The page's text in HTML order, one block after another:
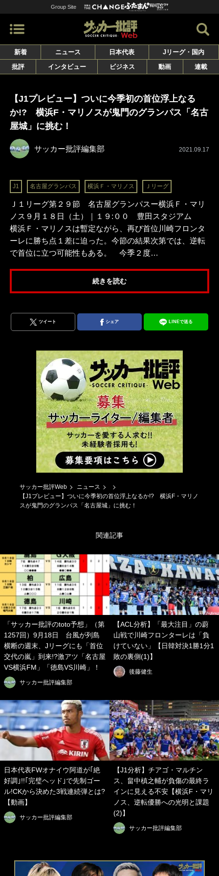
Group Site
新着 ニュース 日本代表
Jリーグ・国内
批評
インタビュー ビジネス 動画 連載
【J1プレビュー】ついに今季初の首位浮上なる
か!? 横浜F・マリノスが鬼門のグランパス「名古
屋城」に挑む！
サッカー批評編集部 2021.09.17
J1 名古屋グランパス 横浜Ｆ・マリノス Ｊリーグ
Ｊ１リーグ第２９節 名古屋グランパスー横浜Ｆ・マリ
ノス９月１８日（土）｜１９:００ 豊田スタジアム
横浜Ｆ・マリノスは暫定ながら、再び首位川崎フロンタ
ーレに勝ち点１差に迫った。今節の結果次第では、逆転
で首位に立つ可能性もある。 今季２度…
続きを読む
ツイート シェア LINEで送る
サッカー批評Web
ニュース
【J1プレビュー】ついに今季初の首位浮上なるか!? 横浜F・マリノ
スが鬼門のグランパス「名古屋城」に挑む！
関連記事
「サッカー批評のtoto予想」（第
1257回）9月18日 台風が列島
横断の週末、Jリーグにも「首位
交代の嵐」到来!?激アツ「名古屋
VS横浜FM」「徳島VS川崎」！
サッカー批評編集部
【ACL分析】「最大注目」の蔚
山戦で川崎フロンターレは「負
けていない」【日韓対決1勝1分1
敗の裏側(1)】
後藤健生
日本代表FWオナイウ阿道が｢絶
好調｣!!｢完璧ヘッド｣で先制ゴー
ル!CKから決めた3戦連続弾とは?
【動画】
サッカー批評編集部
【J1分析】チアゴ・マルチン
ス、畠中槙之輔が負傷の最終ラ
インに見える不安【横浜F・マリ
ノス、逆転優勝への光明と課題
(2)】
サッカー批評編集部